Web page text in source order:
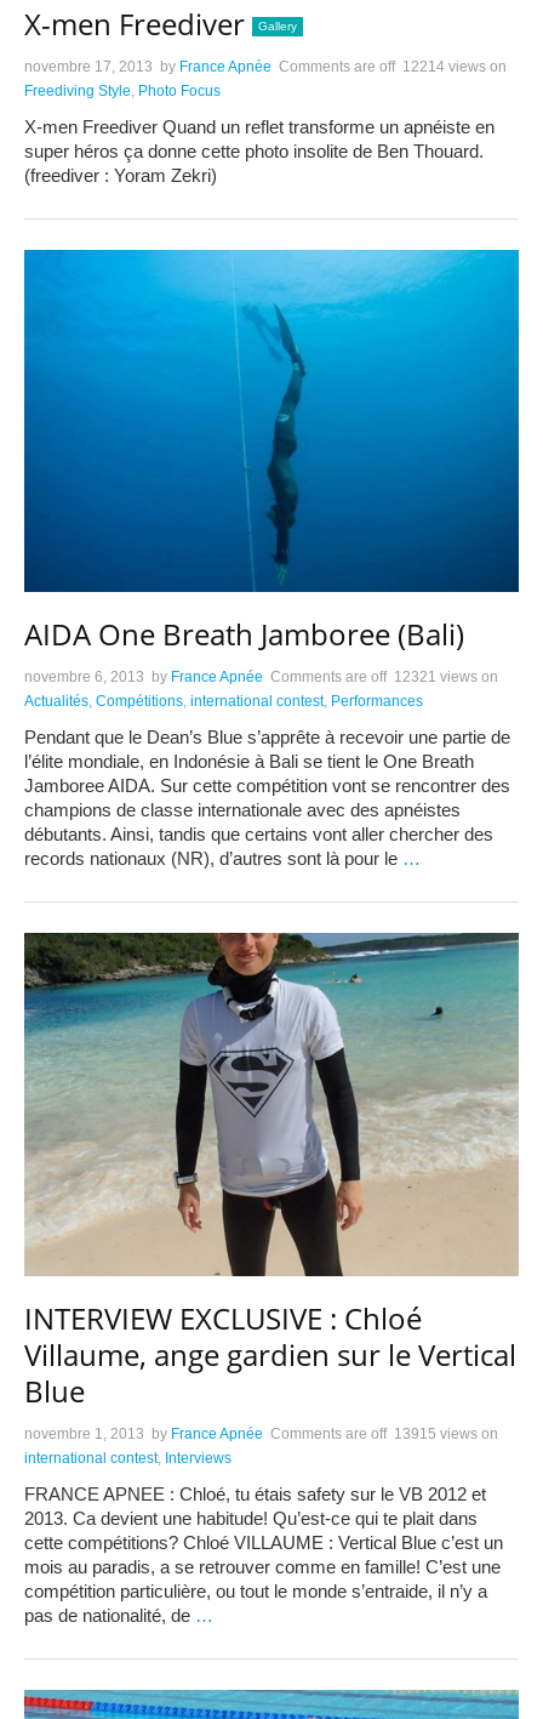
X-men Freediver Gallery
novembre 17, 2013 by France Apnée Comments are off 12214 views on
Freediving Style Photo Focus
X-men Freediver Quand un reflet transforme un apnéiste en
super héros ça donne cette photo insolite de Ben Thouard.
(freediver : Yoram Zekri)
AIDA One Breath Jamboree (Bali)
novembre 6, 2013 by France Apnée Comments are off 12321 views on
Actualités, Compétitions, international contest, Performances
Pendant que le Dean’s Blue s’apprête à recevoir une partie de
l’élite mondiale, en Indonésie à Bali se tient le One Breath
Jamboree AIDA. Sur cette compétition vont se rencontrer des
champions de classe internationale avec des apnéistes
débutants. Ainsi, tandis que certains vont aller chercher des
records nationaux (NR), d’autres sont là pour le …
INTERVIEW EXCLUSIVE : Chloé
Villaume, ange gardien sur le Vertical
Blue
novembre 1, 2013 by France Apnée Comments are off 13915 views on
international contest, Interviews
FRANCE APNEE : Chloé, tu étais safety sur le VB 2012 et
2013. Ca devient une habitude! Qu’est-ce qui te plait dans
cette compétitions? Chloé VILLAUME : Vertical Blue c’est un
mois au paradis, a se retrouver comme en famille! C’est une
compétition particulière, ou tout le monde s’entraide, il n’y a
pas de nationalité, de …